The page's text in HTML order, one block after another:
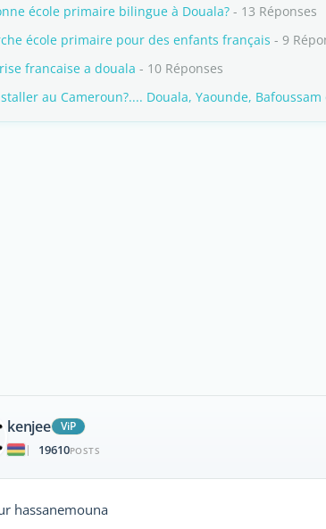
école primaire bilingue à Douala? - 13 Réponses
école primaire pour des enfants français - 9
francaise a douala - 10 Réponses
au Cameroun?.... Douala, Yaounde,
kenjee
ViP
|
19610POSTS
hassanemouna